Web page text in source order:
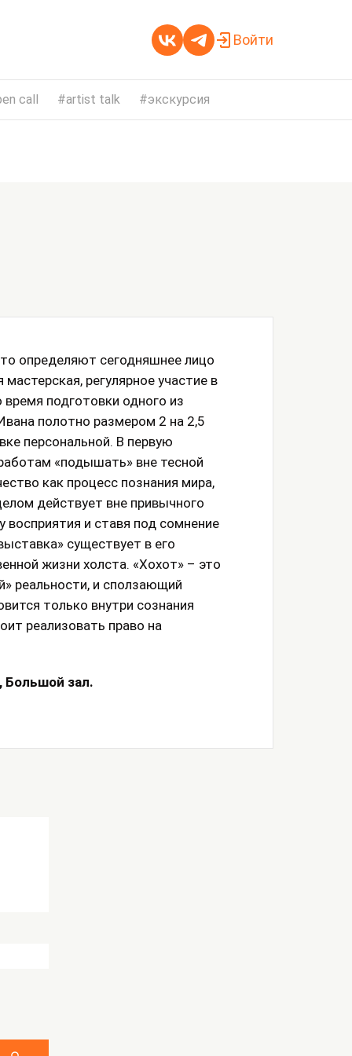
Войти
call artist talk экскурсия
определяют сегодняшнее лицо
регулярное участие в
подготовки одного из
полотно размером 2 на 2,5
персональной. В первую
«подышать» вне тесной
как процесс познания мира,
действует вне привычного
и ставя под сомнение
существует в его
жизни холста. «Хохот» – это
реальности, и сползающий
только внутри сознания
реализовать право на
Большой зал.